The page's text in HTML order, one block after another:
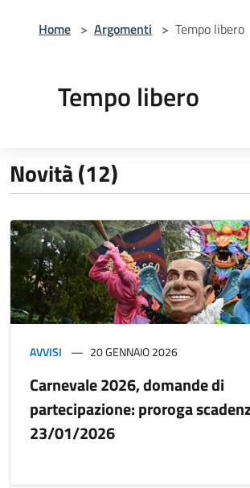
Home > Argomenti > Tempo libero
Tempo libero
Novità (12)
AVVISI 20 GENNAIO 2026
Carnevale 2026, domande di
partecipazione: proroga
23/01/2026